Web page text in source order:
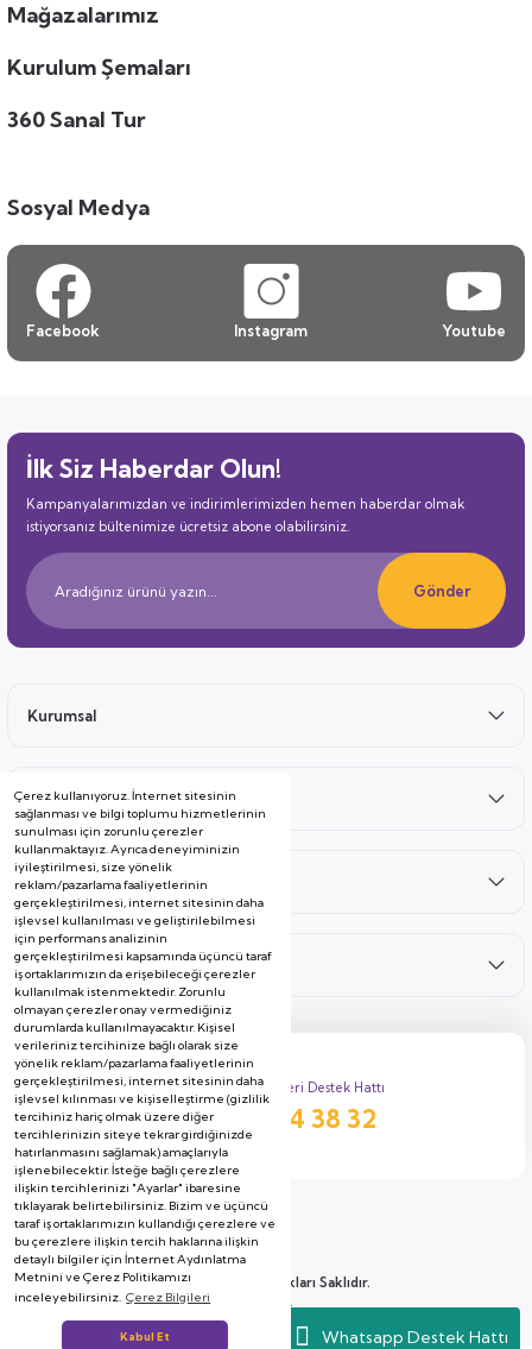
Çerez kullanıyoruz. İnternet sitesinin
sağlanması ve bilgi toplumu hizmetlerinin
sunulması için zorunlu çerezler
kullanmaktayız. Ayrıca deneyiminizin
iyileştirilmesi, size yönelik
reklam/pazarlama faaliyetlerinin
gerçekleştirilmesi, internet sitesinin daha
işlevsel kullanılması ve geliştirilebilmesi
için performans analizinin
gerçekleştirilmesi kapsamında üçüncü taraf
iş ortaklarımızın da erişebileceği çerezler
kullanılmak istenmektedir. Zorunlu
olmayan çerezler onay vermediğiniz
durumlarda kullanılmayacaktır. Kişisel
verileriniz tercihinize bağlı olarak size
yönelik reklam/pazarlama faaliyetlerinin
gerçekleştirilmesi, internet sitesinin daha
işlevsel kılınması ve kişiselleştirme (gizlilik
tercihiniz hariç olmak üzere diğer
tercihlerinizin siteye tekrar girdiğinizde
hatırlanmasını sağlamak) amaçlarıyla
işlenebilecektir. İsteğe bağlı çerezlere
ilişkin tercihlerinizi "Ayarlar" ibaresine
tıklayarak belirtebilirsiniz. Bizim ve üçüncü
taraf iş ortaklarımızın kullandığı çerezlere ve
bu çerezlere ilişkin tercih haklarına ilişkin
detaylı bilgiler için İnternet Aydınlatma
Metnini ve Çerez Politikamızı
inceleyebilirsiniz. Çerez Bilgileri
Kabul Et Whatsapp Destek Hattı
Mağazalarımız
Kurulum Şemaları
360 Sanal Tur
Sosyal Medya
Facebook Instagram Youtube
İlk Siz Haberdar Olun!
Kampanyalarımızdan ve indirimlerimizden hemen haberdar olmak
istiyorsanız bültenimize ücretsiz abone olabilirsiniz.
Gönder
Kurumsal
Satış Sonrası
Hizmetler
Kategoriler
2026 Copyright, Tüm Hakları Saklıdır.
Soyserin Grup Mobilya A.Ş
Müşteri Destek Hattı
444 38 32